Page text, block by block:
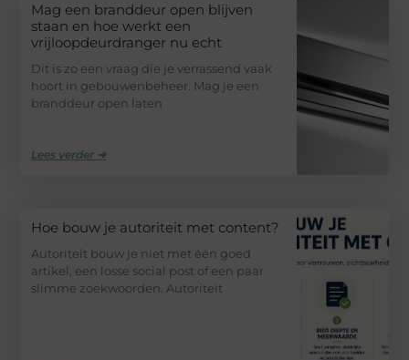
Mag een branddeur open blijven
staan en hoe werkt een
vrijloopdeurdranger nu echt
Dit is zo een vraag die je verrassend vaak
hoort in gebouwenbeheer. Mag je een
branddeur open laten
Lees verder ➜
Hoe bouw je autoriteit met content?
Autoriteit bouw je niet met één goed
artikel, een losse social post of een paar
slimme zoekwoorden. Autoriteit